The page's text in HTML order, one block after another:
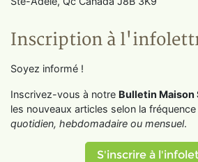
Inscription à
Soyez informé !
Inscrivez-vous à notre Bulletin Maison
les nouveaux articles selon la
quotidien, hebdomadaire ou mensuel.
S'inscrire à